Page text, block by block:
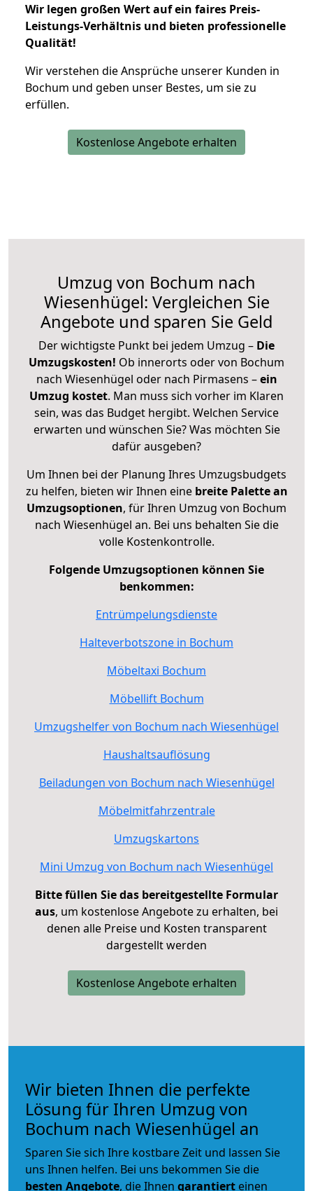
Wir legen großen Wert auf ein faires Preis-
Leistungs-Verhältnis und bieten professionelle
Qualität!
Wir verstehen die Ansprüche unserer Kunden in
Bochum und geben unser Bestes, um sie zu
erfüllen.
Kostenlose Angebote erhalten
Umzug von Bochum nach
Wiesenhügel: Vergleichen Sie
Angebote und sparen Sie Geld
Der wichtigste Punkt bei jedem Umzug – Die
Umzugskosten! Ob innerorts oder von Bochum
nach Wiesenhügel oder nach Pirmasens –ein
Umzug kostet. Man muss sich vorher im Klaren
sein, was das Budget hergibt. Welchen Service
erwarten und wünschen Sie? Was möchten Sie
dafür ausgeben?
Um Ihnen bei der Planung Ihres Umzugsbudgets
zu helfen, bieten wir Ihnen eine breite Palette an
Umzugsoptionen, für Ihren Umzug von Bochum
nach Wiesenhügel an. Bei uns behalten Sie die
volle Kostenkontrolle.
Folgende Umzugsoptionen können Sie
benkommen:
Entrümpelungsdienste
Halteverbotszone in Bochum
Möbeltaxi Bochum
Möbellift Bochum
Umzugshelfer von Bochum nach Wiesenhügel
Haushaltsauflösung
Beiladungen von Bochum nach Wiesenhügel
Möbelmitfahrzentrale
Umzugskartons
Mini Umzug von Bochum nach Wiesenhügel
Bitte füllen Sie das bereitgestellte Formular
aus, um kostenlose Angebote zu erhalten, bei
denen alle Preise und Kosten transparent
dargestellt werden
Kostenlose Angebote erhalten
Wir bieten Ihnen die perfekte
Lösung für Ihren Umzug von
Bochum nach Wiesenhügel an
Sparen Sie sich Ihre kostbare Zeit und lassen Sie
uns Ihnen helfen. Bei uns bekommen Sie die
besten Angebote, die Ihnen garantiert einen